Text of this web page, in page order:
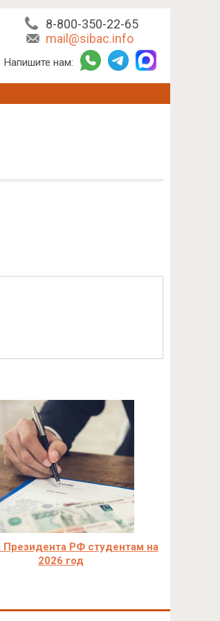
8-800-350-22-65
mail@sibac.info
Напишите нам:
Президента РФ студентам на
2026 год